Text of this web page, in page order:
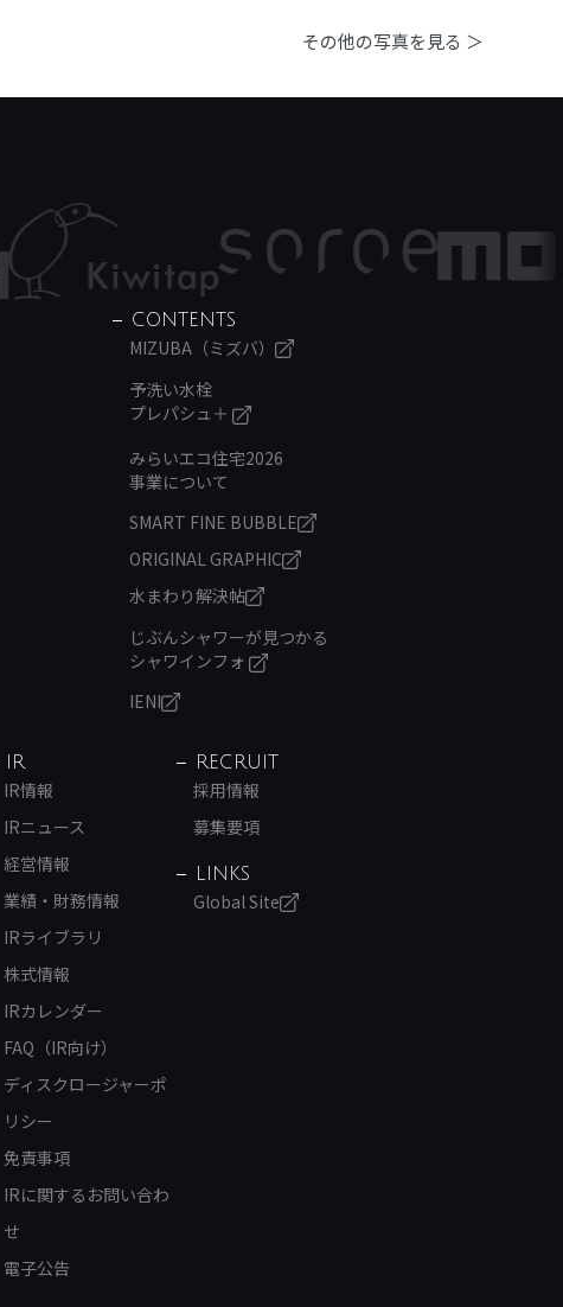
その他の写真を見る ＞
CONTENTS
MIZUBA（ミズバ）
予洗い水栓
プレパシュ＋
みらいエコ住宅2026
事業について
SMART FINE BUBBLE
ORIGINAL GRAPHIC
水まわり解決帖
じぶんシャワーが見つかる
シャワインフォ
IENI
IR
IR情報
IRニュース
経営情報
業績・財務情報
IRライブラリ
株式情報
IRカレンダー
FAQ（IR向け）
ディスクロージャーポ
リシー
免責事項
IRに関するお問い合わ
せ
電子公告
RECRUIT
採用情報
募集要項
LINKS
Global Site